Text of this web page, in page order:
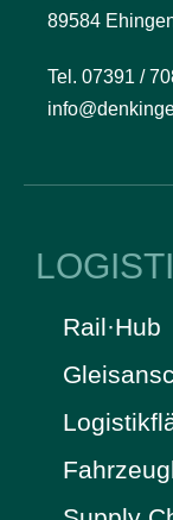
89584
Tel. 07391 /
Rail·Hub